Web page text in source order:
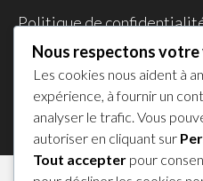
Politique de
Partagez votre
𝕏
Nous respectons votre
Les cookies nous aident à
expérience, à fournir un
analyser le trafic. Vous
autoriser en cliquant sur
Tout accepter pour